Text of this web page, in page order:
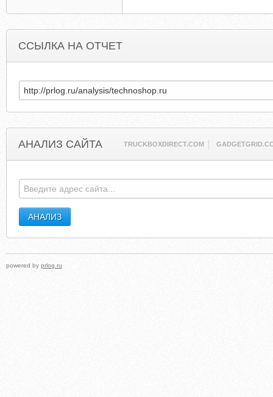
ССЫЛКА НА ОТЧЕТ
АНАЛИЗ САЙТА TRUCKBOXDIRECT.COM
powered by prlog.ru